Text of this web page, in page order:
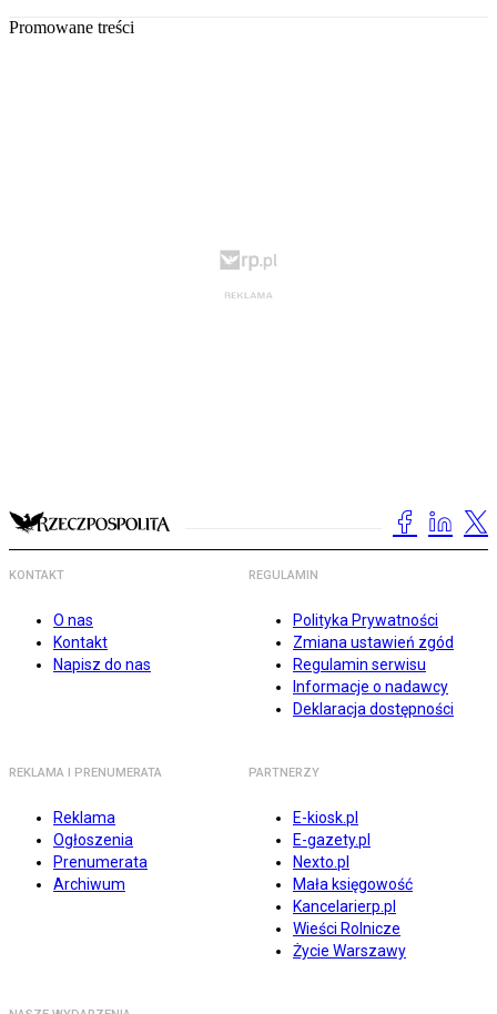
Promowane treści
KONTAKT
O nas
Kontakt
Napisz do nas
REGULAMIN
Polityka Prywatności
Zmiana ustawień zgód
Regulamin serwisu
Informacje o nadawcy
Deklaracja dostępności
REKLAMA I PRENUMERATA
Reklama
Ogłoszenia
Prenumerata
Archiwum
PARTNERZY
E-kiosk.pl
E-gazety.pl
Nexto.pl
Mała księgowość
Kancelarierp.pl
Wieści Rolnicze
Życie Warszawy